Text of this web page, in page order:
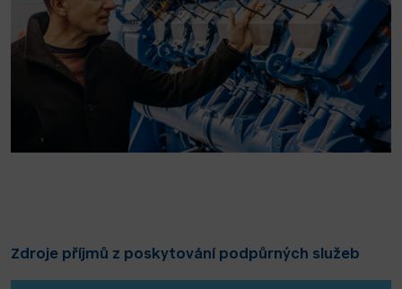
Zdroje příjmů z poskytování podpůrných služeb